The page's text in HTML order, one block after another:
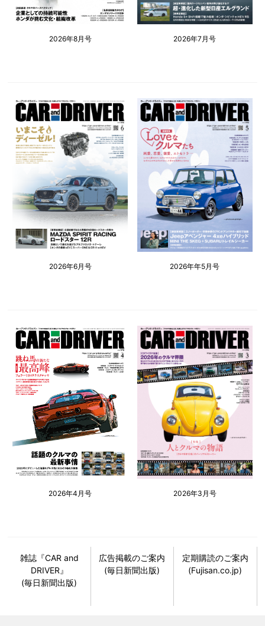
2026年8月号 2026年7月号
2026年6月号 2026年年5月号
2026年4月号 2026年3月号
雑誌『CAR and
DRIVER』
(毎日新聞出版)
広告掲載のご案内
(毎日新聞出版)
定期購読のご案内
(Fujisan.co.jp)